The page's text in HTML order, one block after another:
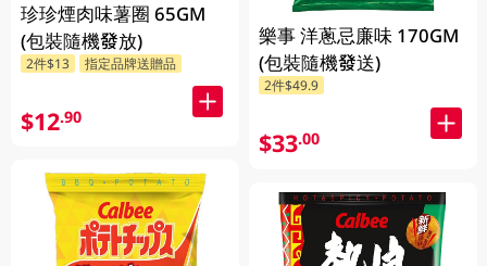
珍珍煙肉味薯圈 65GM
(包裝隨機發放)
2件$13 指定品牌送贈品
$12.90
樂事 洋蔥忌廉味 170GM
(包裝隨機發送)
2件$49.9
$33.00